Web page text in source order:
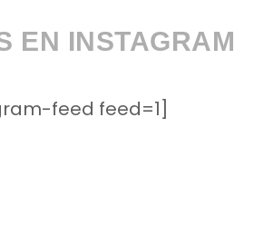
EN INSTAGRAM
feed feed=1]